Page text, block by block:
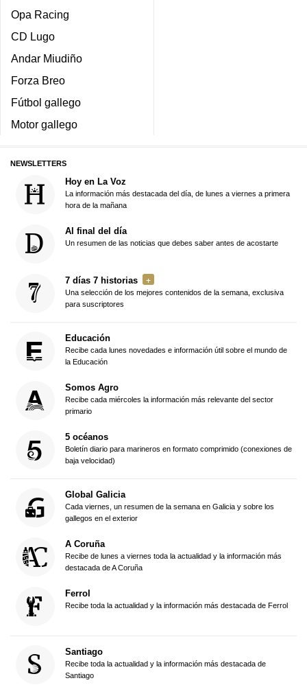
Opa Racing
CD Lugo
Andar Miudiño
Forza Breo
Fútbol gallego
Motor gallego
NEWSLETTERS
Hoy en La Voz
La información más destacada del día, de lunes a viernes a primera
hora de la mañana
Al final del día
Un resumen de las noticias que debes saber antes de acostarte
7 días 7 historias
Una selección de los mejores contenidos de la semana, exclusiva
para suscriptores
Educación
Recibe cada lunes novedades e información útil sobre el mundo de
la Educación
Somos Agro
Recibe cada miércoles la información más relevante del sector
primario
5 océanos
Boletín diario para marineros en formato comprimido (conexiones de
baja velocidad)
Global Galicia
Cada viernes, un resumen de la semana en Galicia y sobre los
gallegos en el exterior
A Coruña
Recibe de lunes a viernes toda la actualidad y la información más
destacada de A Coruña
Ferrol
Recibe toda la actualidad y la información más destacada de Ferrol
Santiago
Recibe toda la actualidad y la información más destacada de
Santiago